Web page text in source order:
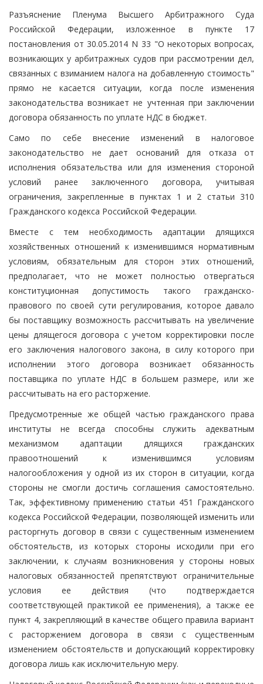
Разъяснение Пленума Высшего Арбитражного Суда
Российской Федерации, изложенное в пункте 17
постановления от 30.05.2014 N 33 "О некоторых вопросах,
возникающих у арбитражных судов при рассмотрении дел,
связанных с взиманием налога на добавленную стоимость"
прямо не касается ситуации, когда после изменения
законодательства возникает не учтенная при заключении
договора обязанность по уплате НДС в бюджет.
Само по себе внесение изменений в налоговое
законодательство не дает оснований для отказа от
исполнения обязательства или для изменения стороной
условий ранее заключенного договора, учитывая
ограничения, закрепленные в пунктах 1 и 2 статьи 310
Гражданского кодекса Российской Федерации.
Вместе с тем необходимость адаптации длящихся
хозяйственных отношений к изменившимся нормативным
условиям, обязательным для сторон этих отношений,
предполагает, что не может полностью отвергаться
конституционная допустимость такого гражданско-
правового по своей сути регулирования, которое давало
бы поставщику возможность рассчитывать на увеличение
цены длящегося договора с учетом корректировки после
его заключения налогового закона, в силу которого при
исполнении этого договора возникает обязанность
поставщика по уплате НДС в большем размере, или же
рассчитывать на его расторжение.
Предусмотренные же общей частью гражданского права
институты не всегда способны служить адекватным
механизмом адаптации длящихся гражданских
правоотношений к изменившимся условиям
налогообложения у одной из их сторон в ситуации, когда
стороны не смогли достичь соглашения самостоятельно.
Так, эффективному применению статьи 451 Гражданского
кодекса Российской Федерации, позволяющей изменить или
расторгнуть договор в связи с существенным изменением
обстоятельств, из которых стороны исходили при его
заключении, к случаям возникновения у стороны новых
налоговых обязанностей препятствуют ограничительные
условия ее действия (что подтверждается
соответствующей практикой ее применения), а также ее
пункт 4, закрепляющий в качестве общего правила вариант
с расторжением договора в связи с существенным
изменением обстоятельств и допускающий корректировку
договора лишь как исключительную меру.